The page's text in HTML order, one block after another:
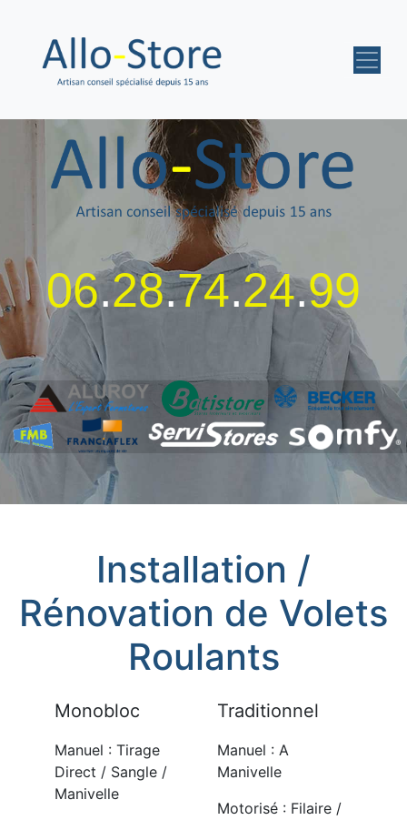
06.28.74.24.99
Installation /
Rénovation de Volets
Roulants
Monobloc
Manuel : Tirage
Direct / Sangle /
Manivelle
Traditionnel
Manuel : A
Manivelle
Motorisé : Filaire /